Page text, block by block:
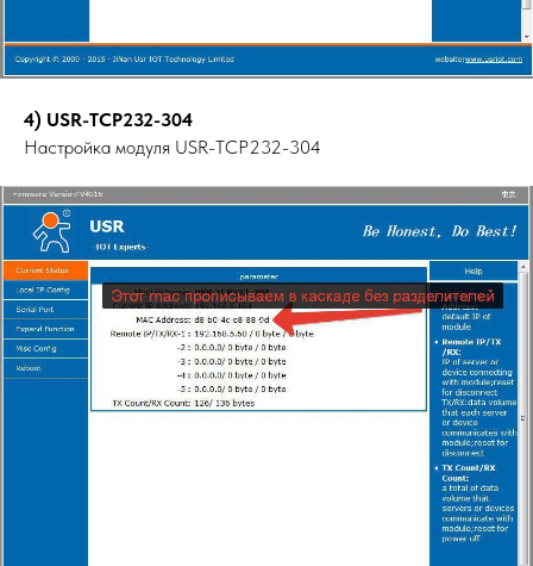
4) USR-TCP232-304
Настройка модуля USR-TCP232-304